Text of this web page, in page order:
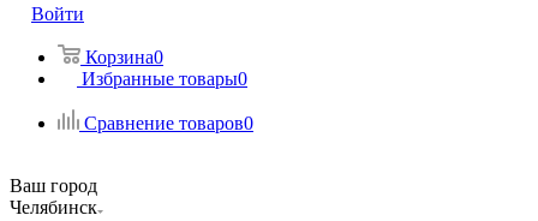
Войти
Корзина0
Избранные товары0
Сравнение товаров0
Ваш город
Челябинск